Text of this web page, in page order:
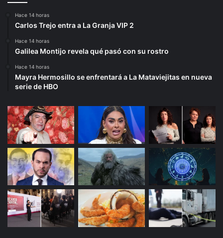
Hace 14 horas
Carlos Trejo entra a La Granja VIP 2
Hace 14 horas
Galilea Montijo revela qué pasó con su rostro
Hace 14 horas
Mayra Hermosillo se enfrentará a La Mataviejitas en nueva
serie de HBO